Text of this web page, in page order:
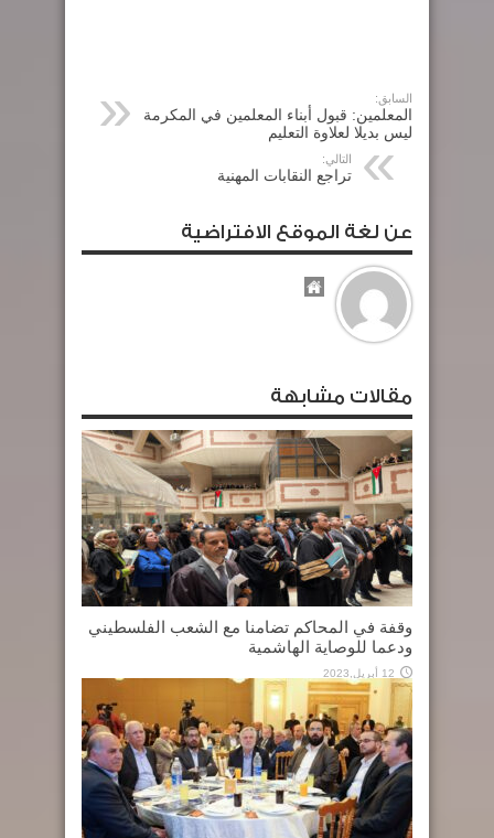
السابق:
المعلمين: قبول أبناء المعلمين في المكرمة
ليس بديلا لعلاوة التعليم
التالي:
تراجع النقابات المهنية
عن لغة الموقع الافتراضية
مقالات مشابهة
وقفة في المحاكم تضامنا مع الشعب الفلسطيني
ودعما للوصاية الهاشمية
12 أبريل,2023